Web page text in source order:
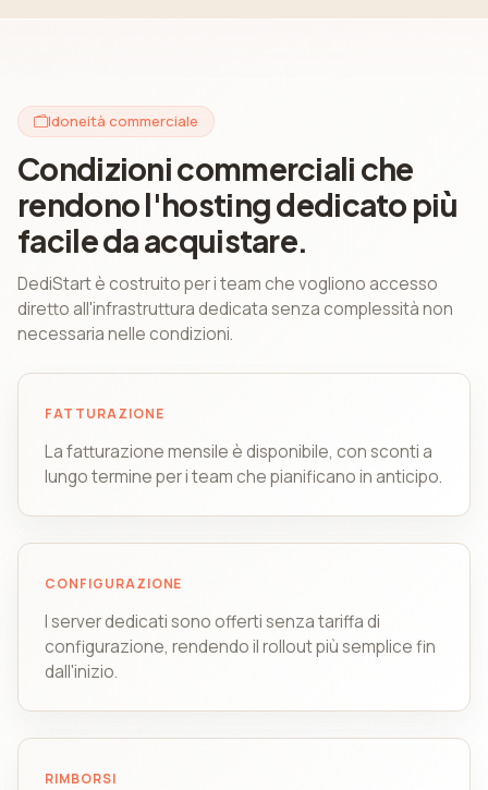
Idoneità commerciale
Condizioni commerciali che
rendono l'hosting dedicato più
facile da acquistare.
DediStart è costruito per i team che vogliono accesso
diretto all'infrastruttura dedicata senza complessità non
necessaria nelle condizioni.
FATTURAZIONE
La fatturazione mensile è disponibile, con sconti a
lungo termine per i team che pianificano in anticipo.
CONFIGURAZIONE
I server dedicati sono offerti senza tariffa di
configurazione, rendendo il rollout più semplice fin
dall'inizio.
RIMBORSI